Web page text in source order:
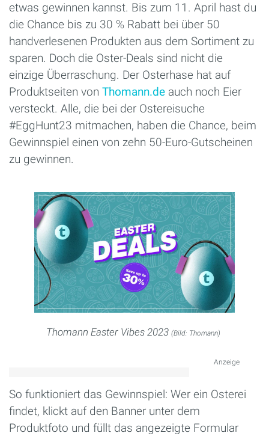
etwas gewinnen kannst. Bis zum 11. April hast du
die Chance bis zu 30 % Rabatt bei über 50
handverlesenen Produkten aus dem Sortiment zu
sparen. Doch die Oster-Deals sind nicht die
einzige Überraschung. Der Osterhase hat auf
Produktseiten von Thomann.de auch noch Eier
versteckt. Alle, die bei der Ostereisuche
#EggHunt23 mitmachen, haben die Chance, beim
Gewinnspiel einen von zehn 50-Euro-Gutscheinen
zu gewinnen.
Thomann Easter Vibes 2023 (Bild: Thomann)
Anzeige
So funktioniert das Gewinnspiel: Wer ein Osterei
findet, klickt auf den Banner unter dem
Produktfoto und füllt das angezeigte Formular